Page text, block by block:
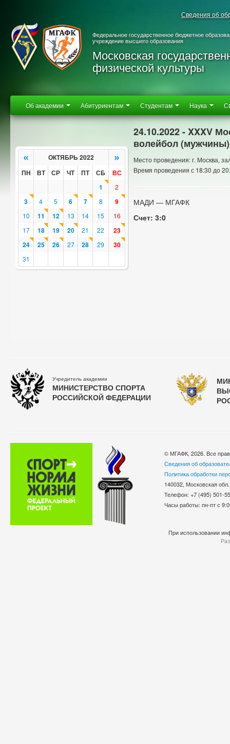
Сведения об
Федеральное государственное бюджетное
учреждение высшего образования
Московская
физической культуры
Об академии Абитуриентам Студентам Наука
« ОКТЯБРЬ 2022 »
ПН ВТ СР ЧТ ПТ СБ
ВС
1
2
3 4 5 6 7 8 9
10 11 12 13 14 15
16
17
18 19 20 21 22
23
24
25 26 27 28 29 30
31
24.10.2022 - XXXV
волейбол (мужчины)
Место проведения: г. Москва,
Время проведения с 18:30 до
МАДИ — МГАФК
Счет: 3:0
Учредитель академии
МИНИСТЕРСТВО СПОРТА
РОССИЙСКОЙ ФЕДЕРАЦИИ
© МГАФК, 2026. Все
Сведения об
Политика обработки
140032, Московская
Телефон: +7 (495)
Часы работы: пн-пт с
При использовании